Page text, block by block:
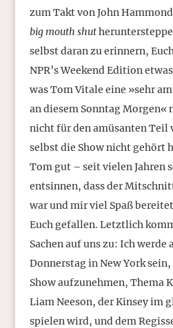
zum Takt von John
big mouth shut
selbst daran zu erinnern,
NPR’s Weekend Edition
was Tom Vitale eine »sehr
an diesem Sonntag Morgen«
nicht für den amüsanten Teil
selbst die Show nicht gehört
Tom gut – seit vielen Jahren
entsinnen, dass der
war und mir viel Spaß
Euch gefallen. Letztlich
Sachen auf uns zu: Ich werde
Donnerstag in New York
Show aufzunehmen, Thema
Liam Neeson, der Kinsey im
spielen wird, und dem